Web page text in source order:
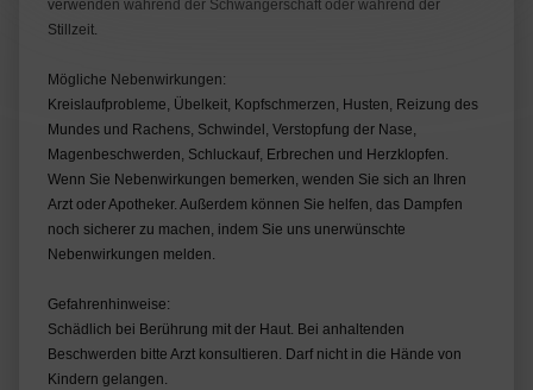
verwenden während der Schwangerschaft oder während der
Stillzeit.
Mögliche Nebenwirkungen:
Kreislaufprobleme, Übelkeit, Kopfschmerzen, Husten, Reizung des
Mundes und Rachens, Schwindel, Verstopfung der Nase,
Magenbeschwerden, Schluckauf, Erbrechen und Herzklopfen.
Wenn Sie Nebenwirkungen bemerken, wenden Sie sich an Ihren
Arzt oder Apotheker. Außerdem können Sie helfen, das Dampfen
noch sicherer zu machen, indem Sie uns unerwünschte
Nebenwirkungen melden.
Gefahrenhinweise:
Schädlich bei Berührung mit der Haut. Bei anhaltenden
Beschwerden bitte Arzt konsultieren. Darf nicht in die Hände von
Kindern gelangen.